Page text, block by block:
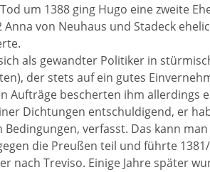
um 1388 ging Hugo eine zweite
Anna von Neuhaus und Stadeck
als gewandter Politiker in
der stets auf ein gutes
Aufträge bescherten ihm allerdings
Dichtungen entschuldigend, er
verfasst. Das kann
die Preußen teil und führte
nach Treviso. Einige Jahre später